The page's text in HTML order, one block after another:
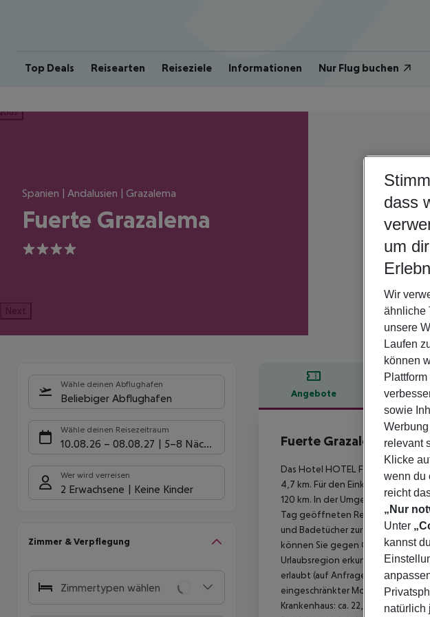
Top Deals Reisearten Reiseziele Informationen Nur Flug buchen
Spanien | Andalusien | Grazalema
Fuerte Grazalema
4
Next
Wähle deinen Abflughafen
Beliebiger Abflughafen
Wähle deinen Reisezeitraum
10.08.26 – 08.08.27 5-8 Nächte
Wer wird verreisen
2 Erwachsene Keine Kinder
Zimmer & Verpflegung
Zimmertypen wählen
Angebote
Fuerte Grazalema
4
Das Hotel HOTEL FUERTE
4,7 km. Für den Einkauf von
120 km. In der Umgebung sorgt
Tag geöffneten Rezeption,
und Badetücher zur Verfügung.
können Sie gegen Gebühr im
Urlaubsregion erkunden möchte,
erlaubt (auf Anfrage). Aufgrund
eingeschränkter Mobilität
Krankenhaus: ca. 22,7 km Nächste
dass
um
Wir
ähnliche
unsere
Laufen
können
sowie
relevant
Klicke
wenn du
reicht
„Nur
Unter
kannst
natürlich